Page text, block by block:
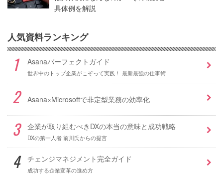
具体例を解説
人気資料ランキング
Asanaパーフェクトガイド
世界中のトップ企業がこぞって実践！ 最新最強の仕事術
Asana×Microsoftで非定型業務の効率化
企業が取り組むべきDXの本当の意味と成功戦略
DXの第一人者 前川氏からの提言
チェンジマネジメント完全ガイド
成功する企業変革の進め方